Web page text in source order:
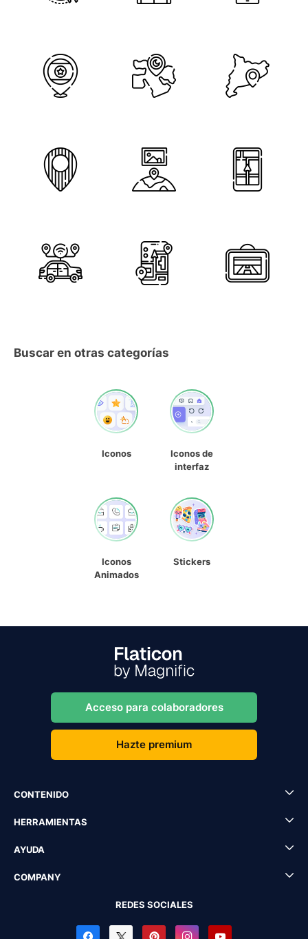
Buscar en otras categorías
Iconos
Iconos de
interfaz
Iconos
Animados
Stickers
Acceso para colaboradores
Hazte premium
CONTENIDO
HERRAMIENTAS
AYUDA
COMPANY
REDES SOCIALES